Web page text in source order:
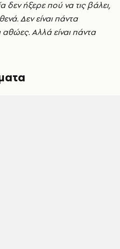
δεν ήξερε πού να τις βάλει,
Δεν είναι πάντα
αθώες. Αλλά είναι πάντα